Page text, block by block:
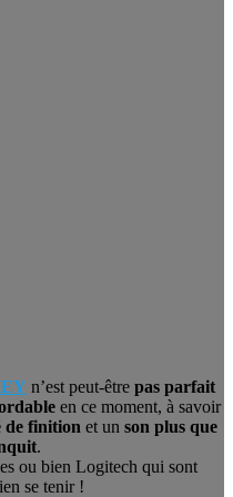
n’est peut-être pas parfait
en ce moment, à savoir
de finition et un son plus que
.
ou bien Logitech qui sont
se tenir !